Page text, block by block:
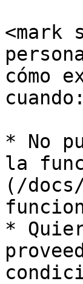
cómo
cuando:
* No
la
(/
*